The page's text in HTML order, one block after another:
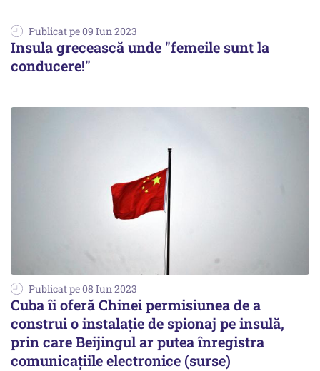
Publicat pe 09 Iun 2023
Insula grecească unde "femeile sunt la
conducere!"
Publicat pe 08 Iun 2023
Cuba îi oferă Chinei permisiunea de a
construi o instalație de spionaj pe insulă,
prin care Beijingul ar putea înregistra
comunicațiile electronice (surse)